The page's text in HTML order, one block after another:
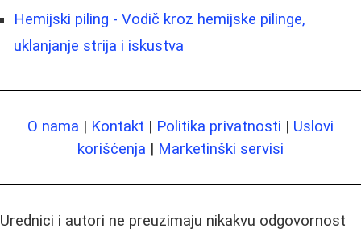
Hemijski piling - Vodič kroz hemijske pilinge,
uklanjanje strija i iskustva
O nama | Kontakt | Politika privatnosti | Uslovi
korišćenja | Marketinški servisi
Urednici i autori ne preuzimaju nikakvu odgovornost